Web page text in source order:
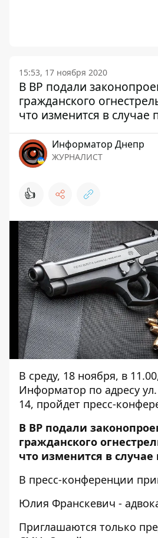
15:53, 17 ноября 2020
В ВР подали
гражданского
что изменится в случае
Информатор Днепр
ЖУРНАЛИСТ
👍
В среду, 18 ноября, в
Информатор по адресу
14, пройдет пресс-
В ВР подали
гражданского
что изменится в
В пресс-конференции
Юлия Франскевич -
Приглашаются только